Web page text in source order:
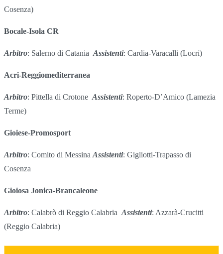
Cosenza)
Bocale-Isola CR
Arbitro: Salerno di Catania Assistenti: Cardia-Varacalli (Locri)
Acri-Reggiomediterranea
Arbitro: Pittella di Crotone Assistenti: Roperto-D’Amico (Lamezia
Terme)
Gioiese-Promosport
Arbitro: Comito di Messina Assistenti: Gigliotti-Trapasso di
Cosenza
Gioiosa Jonica-Brancaleone
Arbitro: Calabrò di Reggio Calabria Assistenti: Azzarà-Crucitti
(Reggio Calabria)